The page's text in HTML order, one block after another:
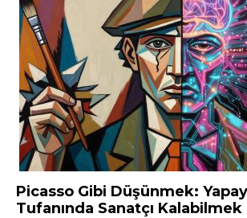
Picasso Gibi Düşünmek:
Tufanında Sanatçı Kalabilmek